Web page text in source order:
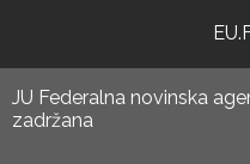
JU Federalna novinska
zadržana